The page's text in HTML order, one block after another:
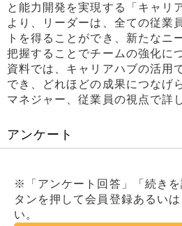
と能力開発を実現する「キャリ
より、リーダーは、全ての従業
トを得ることができ、新たなニ
把握することでチームの強化に
資料では、キャリアハブの活用
でき、どれほどの成果につなげ
マネジャー、従業員の視点で詳
アンケート
※「アンケート回答」「続き
タンを押して会員登録あるい
い。